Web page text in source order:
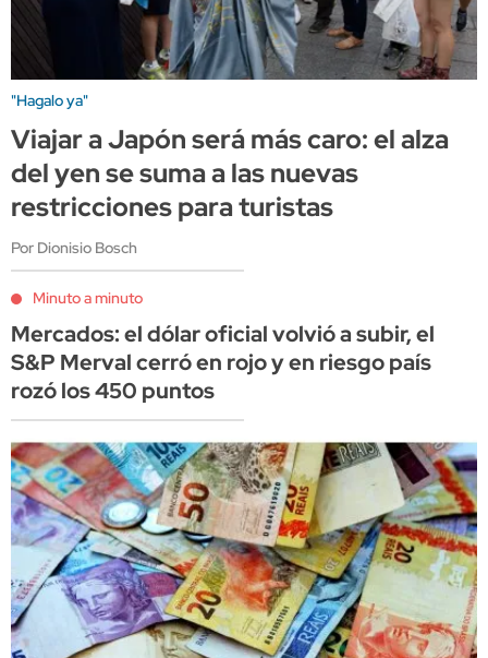
"Hagalo ya"
Viajar a Japón será más caro: el alza
del yen se suma a las nuevas
restricciones para turistas
Por Dionisio Bosch
Minuto a minuto
Mercados: el dólar oficial volvió a subir, el
S&P Merval cerró en rojo y en riesgo país
rozó los 450 puntos